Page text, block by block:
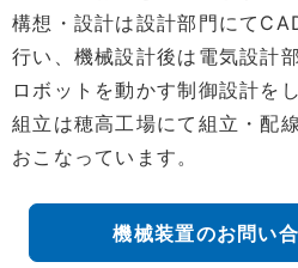
構想・設計は設計部門にて
行い、機械設計後は電気設計
ロボットを動かす制御設計を
組立は穂高工場にて組立・配
おこなっています。
機械装置のお問い